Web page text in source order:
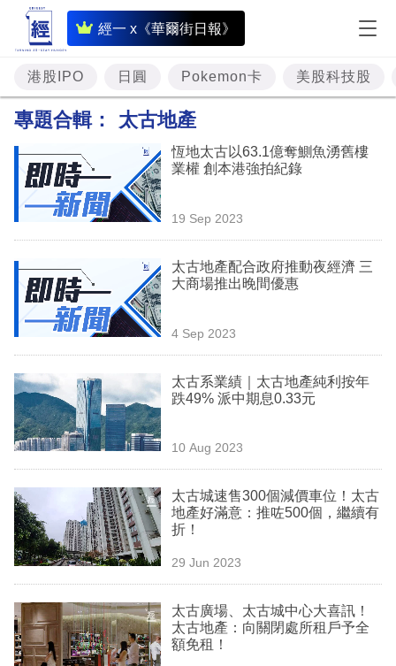
經一 x《華爾街日報》
即
時
財
經
投
資
理
業
科
技
職
場
生
時
事
港股IPO 日圓 Pokemon卡 美股科技股
專題合輯： 太古地產
恆地太古以63.1億奪鰂魚湧舊樓
業權 創本港強拍紀錄
19 Sep 2023
太古地產配合政府推動夜經濟 三
大商場推出晚間優惠
4 Sep 2023
太古系業績｜太古地產純利按年
跌49% 派中期息0.33元
10 Aug 2023
太古城速售300個減價車位！太古
地產好滿意：推咗500個，繼續有
折！
29 Jun 2023
太古廣場、太古城中心大喜訊！
太古地產：向關閉處所租戶予全
額免租！